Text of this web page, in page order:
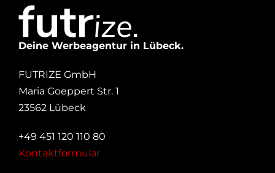
Deine Werbeagentur in Lübeck.
FUTRIZE GmbH
Maria Goeppert Str. 1
23562 Lübeck
+49 451 120 110 80
Kontaktformular